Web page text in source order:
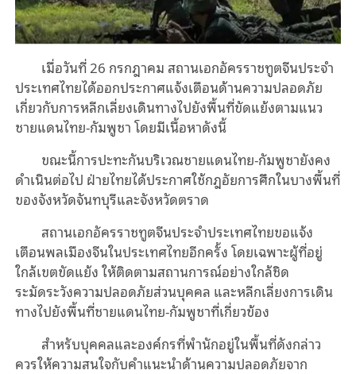
เมื่อวันที่ 26 กรกฎาคม สถานเอกอัครราชทูตจีนประจำ
ประเทศไทยได้ออกประกาศแจ้งเตือนด้านความปลอดภัย
เกี่ยวกับการหลีกเลี่ยงเดินทางไปยังพื้นที่ขัดแย้งตามแนว
ชายแดนไทย-กัมพูชา โดยมีเนื้อหาดังนี้
ขณะนี้การปะทะกันบริเวณชายแดนไทย-กัมพูชายังคง
ดำเนินต่อไป ฝ่ายไทยได้ประกาศใช้กฎอัยการศึกในบางพื้นที่
ของจังหวัดจันทบุรีและจังหวัดตราด
สถานเอกอัครราชทูตจีนประจำประเทศไทยขอแจ้ง
เตือนพลเมืองจีนในประเทศไทยอีกครั้ง โดยเฉพาะผู้ที่อยู่
ใกล้เขตขัดแย้ง ให้ติดตามสถานการณ์อย่างใกล้ชิด
ระมัดระวังความปลอดภัยส่วนบุคคล และหลีกเลี่ยงการเดิน
ทางไปยังพื้นที่ชายแดนไทย-กัมพูชาที่เกี่ยวข้อง
สำหรับบุคคลและองค์กรที่พำนักอยู่ในพื้นที่ดังกล่าว
ควรให้ความสนใจกับคำแนะนำด้านความปลอดภัยจาก